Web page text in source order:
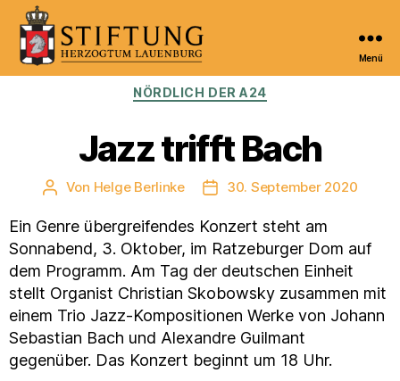
Kulturportal
Herzogtum
Lauenburg
Menü
Kategorien
NÖRDLICH DER A24
Jazz trifft Bach
Beitragsautor
Von Helge Berlinke Veröffentlichungsdatum
30. September 2020
Ein Genre übergreifendes Konzert steht am
Sonnabend, 3. Oktober, im Ratzeburger Dom auf
dem Programm. Am Tag der deutschen Einheit
stellt Organist Christian Skobowsky zusammen mit
einem Trio Jazz-Kompositionen Werke von Johann
Sebastian Bach und Alexandre Guilmant
gegenüber. Das Konzert beginnt um 18 Uhr.